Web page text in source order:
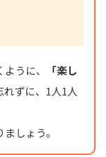
うに、
「楽し
れずに、1人1人
しょう。